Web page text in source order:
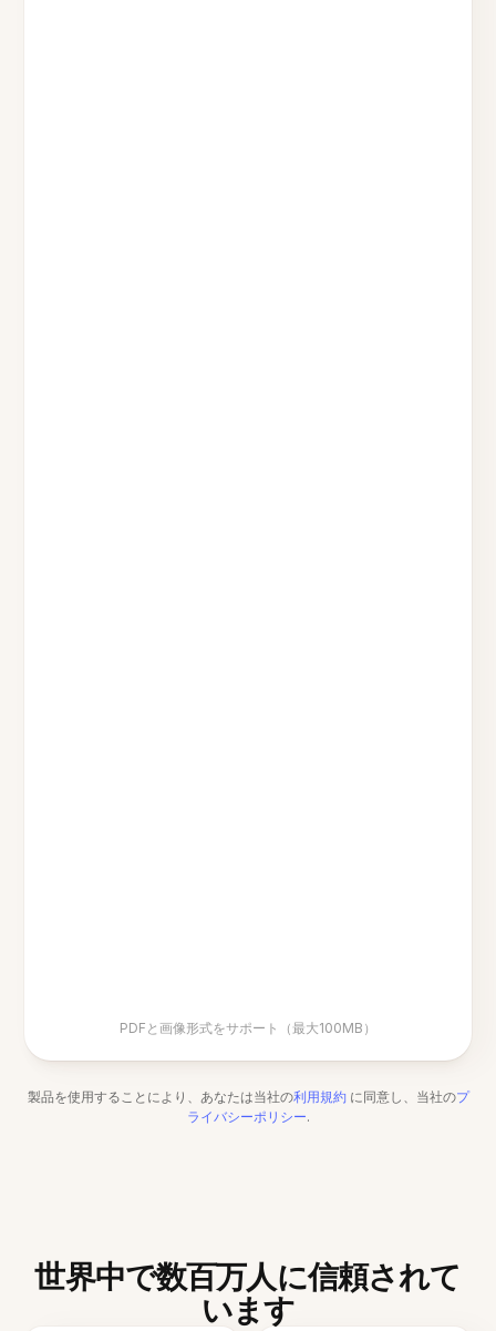
PDFと画像形式をサポート（最大100MB）
製品を使用することにより、あなたは当社の利用規約 に同意し、当社のプ
ライバシーポリシー.
世界中で数百万人に信頼されて
います